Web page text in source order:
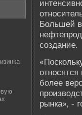
Большей
создание.
более
рынка», -